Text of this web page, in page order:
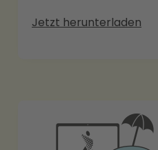
Jetzt herunterladen